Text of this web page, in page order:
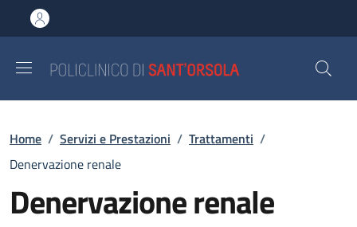
al contenuto principale
to footer content
Briciole di pane
Home / Servizi e Prestazioni / Trattamenti /
Denervazione renale
Denervazione renale